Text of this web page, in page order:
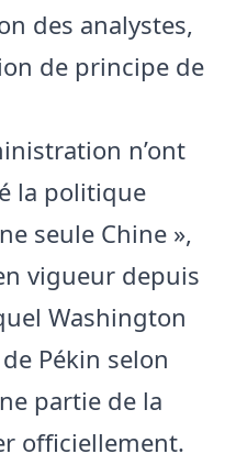
des analystes,
de principe de
n’ont
la politique
seule Chine »,
vigueur depuis
Washington
Pékin selon
partie de la
officiellement.